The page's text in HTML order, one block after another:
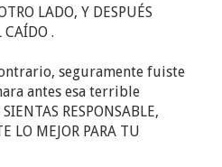
LADO, Y DESPUÉS
CAÍDO .
seguramente fuiste
antes esa terrible
RESPONSABLE,
LO MEJOR PARA TU